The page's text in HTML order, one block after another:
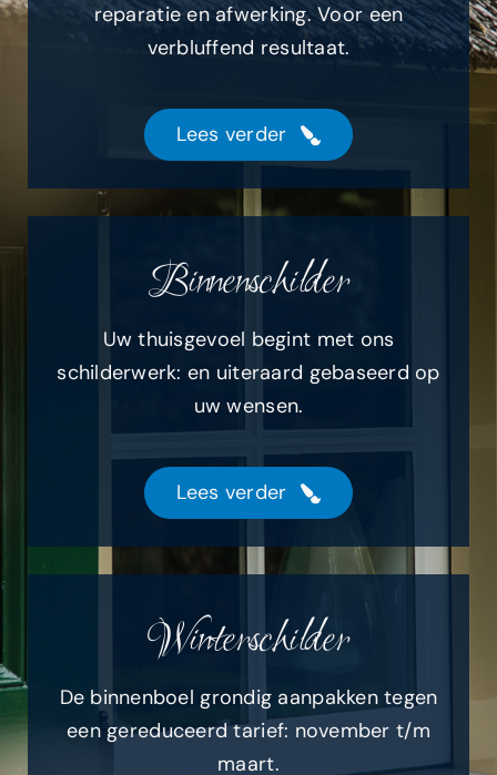
reparatie en afwerking. Voor een
verbluffend resultaat.
Lees verder
Binnenschilder
Uw thuisgevoel begint met ons
schilderwerk: en uiteraard gebaseerd op
uw wensen.
Lees verder
Winterschilder
De binnenboel grondig aanpakken tegen
een gereduceerd tarief: november t/m
maart.